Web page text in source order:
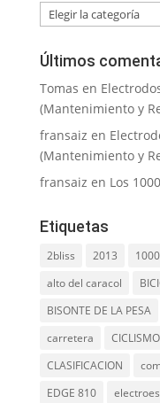
Categorías
Últimos
Tomas en
(Mantenimiento y
fransaiz en
(Mantenimiento y
fransaiz en Los
Etiquetas
2bliss 2013
alto del caracol
BISONTE DE LA PESA
carretera
CICLISMO
CLASIFICACION
EDGE 810